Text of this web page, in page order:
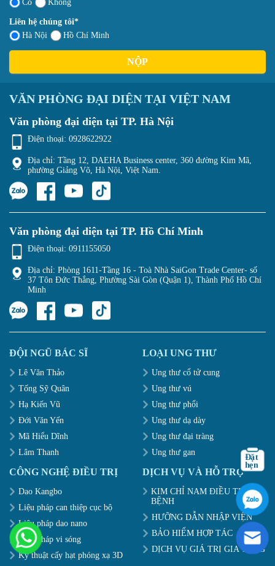
Có
Không
Liên hệ chúng tôi*
Hà Nội
Hồ Chí Minh
NỘP
VĂN PHÒNG ĐẠI DIỆN TẠI VIỆT NAM
Văn phòng đại diện tại TP. Hà Nội
Điện thoại: 0928622922
Địa chỉ: Tầng 12, DAEHA Business center, 360 đường Kim Mã,
phường Giảng Võ, Hà Nội, Việt Nam.
Văn phòng đại diện tại TP. Hồ Chí Minh
Điện thoại: 0911155050
Địa chỉ: Phòng 1611-Tầng 16 - Toà Nhà SaiGon Trade Center- số
37 Tôn Đức Thắng, Phường Sài Gòn (Quận 1), Thành Phố Hồ Chí
Minh
ĐỘI NGŨ BÁC SĨ
Lê Văn Thảo
Tống Sỹ Quân
Hạ Kiến Vũ
Đới Văn Yến
Mã Hiểu Dĩnh
Lâm Thanh
LOẠI UNG THƯ
Ung thư cổ tử cung
Ung thư vú
Ung thư phổi
Ung thư dạ dày
Ung thư đại tràng
Ung thư gan
CÔNG NGHỆ ĐIỀU TRỊ
Dao Kangbo
Liệu pháp can thiệp cục bộ
Liệu pháp dao nano
Liệu pháp vi sóng
Kỹ thuật cấy hạt phóng xạ 3D
DỊCH VỤ VÀ HỖ TRỢ
KIM CHỈ NAM ĐIỀU TRỊ
BỆNH
HƯỠNG DẪN NHẬP VIỆN
BẢO HIỂM HỢP TÁC
DỊCH VỤ GIÁ TRỊ GIA TĂNG